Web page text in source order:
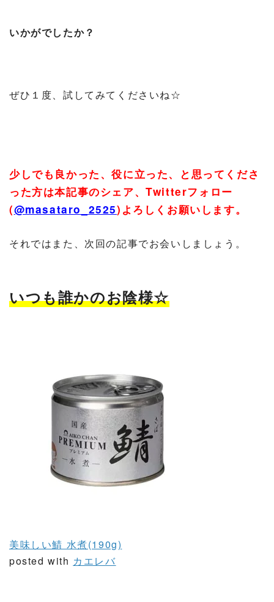
いかがでしたか？
ぜひ１度、試してみてくださいね☆
少しでも良かった、役に立った、と思ってくださ
った方は本記事のシェア、Twitterフォロー
(@masataro_2525) よろしくお願いします。
それではまた、次回の記事でお会いしましょう。
いつも誰かのお陰様☆
美味しい鯖 水煮(190g)
posted with カエレバ